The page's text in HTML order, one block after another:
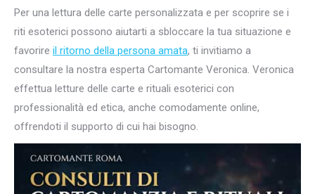
Per una lettura delle carte personalizzata e per scoprire se i
riti esoterici possono aiutarti a sbloccare la tua situazione e
favorire il ritorno della persona amata, ti invitiamo a
consultare la nostra esperta Cartomante Veronica. Veronica
effettua letture delle carte e rituali esoterici con
professionalità ed etica, anche comodamente online,
offrendoti il supporto di cui hai bisogno.